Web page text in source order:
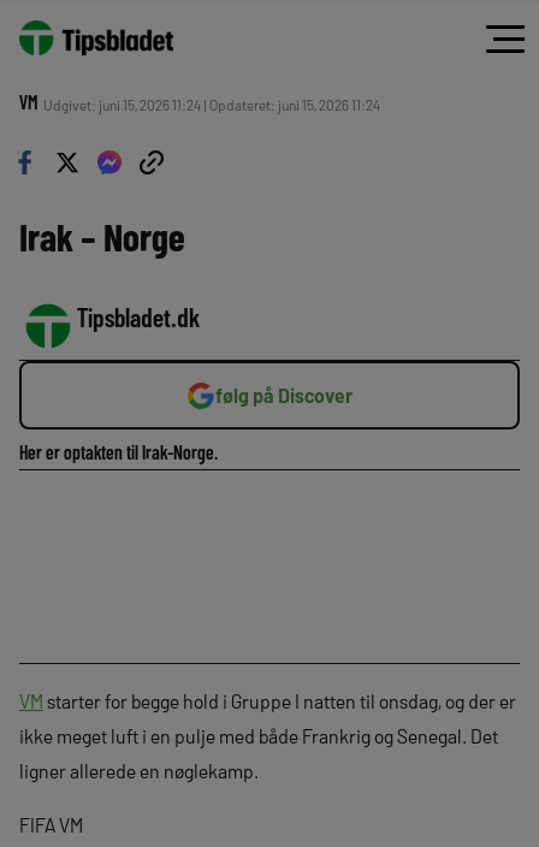
VM Udgivet: juni 15, 2026 11:24 | Opdateret: juni 15, 2026 11:24
Irak – Norge
Tipsbladet.dk
følg på Discover
Her er optakten til Irak-Norge.
VM starter for begge hold i Gruppe I natten til onsdag, og der er
ikke meget luft i en pulje med både Frankrig og Senegal. Det
ligner allerede en nøglekamp.
FIFA VM